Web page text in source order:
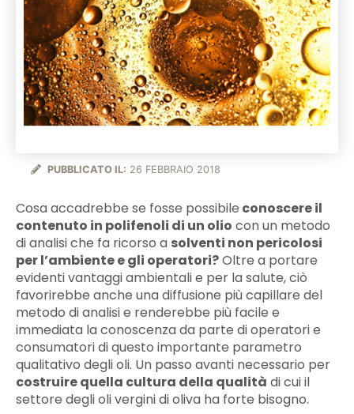
PUBBLICATO IL: 26 FEBBRAIO 2018
Cosa accadrebbe se fosse possibile conoscere il
contenuto in polifenoli di un olio con un metodo
di analisi che fa ricorso a solventi non pericolosi
per l’ambiente e gli operatori?Oltre a portare
evidenti vantaggi ambientali e per la salute, ciò
favorirebbe anche una diffusione più capillare del
metodo di analisi e renderebbe più facile e
immediata la conoscenza da parte di operatori e
consumatori di questo importante parametro
qualitativo degli oli. Un passo avanti necessario per
costruire quella cultura della qualità di cui il
settore degli oli vergini di oliva ha forte bisogno.